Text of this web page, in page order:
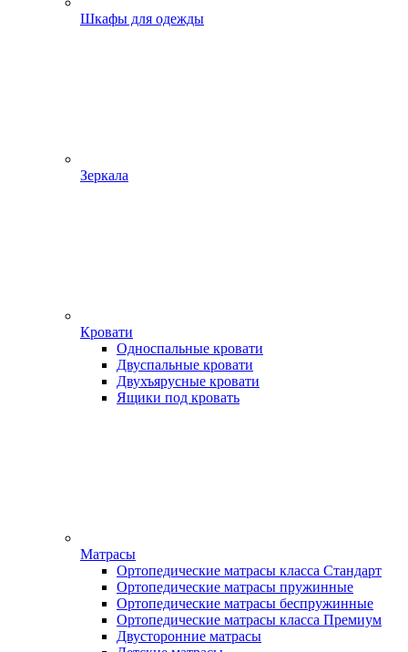
Шкафы для одежды
Зеркала
Кровати
Односпальные кровати
Двуспальные кровати
Двухъярусные кровати
Ящики под кровать
Матрасы
Ортопедические матрасы класса Стандарт
Ортопедические матрасы пружинные
Ортопедические матрасы беспружинные
Ортопедические матрасы класса Премиум
Двусторонние матрасы